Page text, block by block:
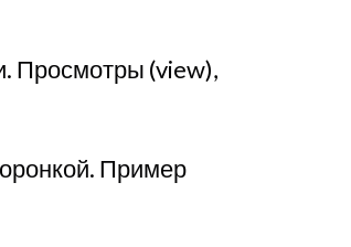
Просмотры (view),
Пример